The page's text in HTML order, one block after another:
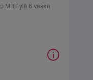
MBT ylä 6 vasen